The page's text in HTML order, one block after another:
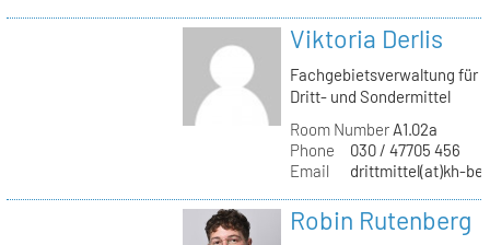
Viktoria Derlis
Fachgebietsverwaltung für
Dritt- und Sondermittel
Room NumberA1.02a
Phone
030 / 47705 456
Email
drittmittel(at)kh-
Robin Rutenberg